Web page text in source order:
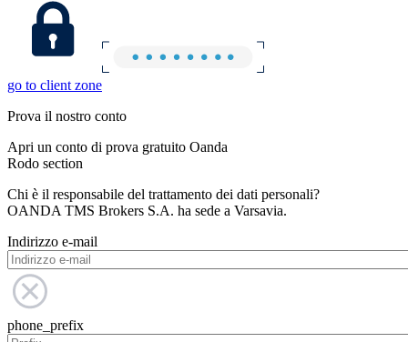
go to client zone
Prova il nostro conto
Apri un conto di prova gratuito Oanda
Rodo section
Chi è il responsabile del trattamento dei dati personali?
OANDA TMS Brokers S.A. ha sede a Varsavia.
Indirizzo e-mail
phone_prefix